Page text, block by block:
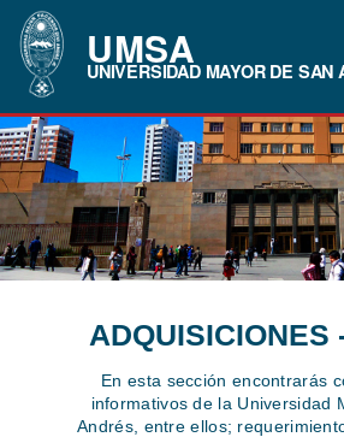
UMSA
UNIVERSIDAD MAYOR DE SAN
ADQUISICIONES
En esta sección encontrarás
informativos de la Universidad
Andrés, entre ellos;